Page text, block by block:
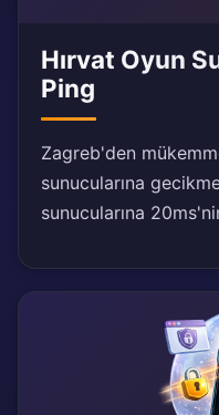
Hırvat Oyun
Ping
Zagreb'den
sunucularına
sunucularına